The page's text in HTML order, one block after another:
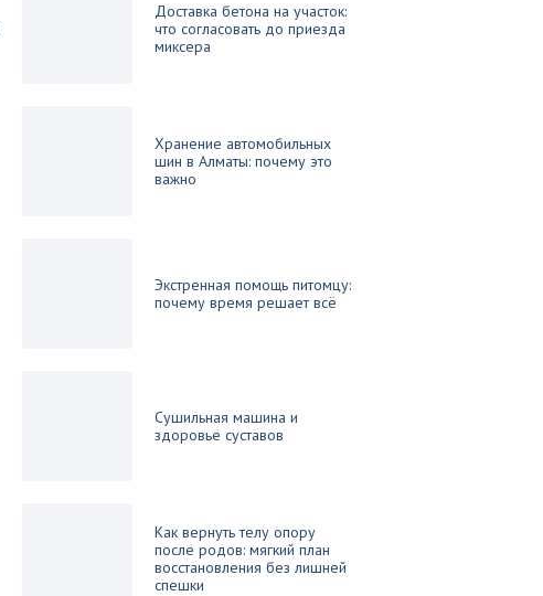
Доставка бетона на участок:
что согласовать до приезда
миксера
Хранение автомобильных
шин в Алматы: почему это
важно
Экстренная помощь питомцу:
почему время решает всё
Сушильная машина и
здоровье суставов
Как вернуть телу опору
после родов: мягкий план
восстановления без лишней
спешки